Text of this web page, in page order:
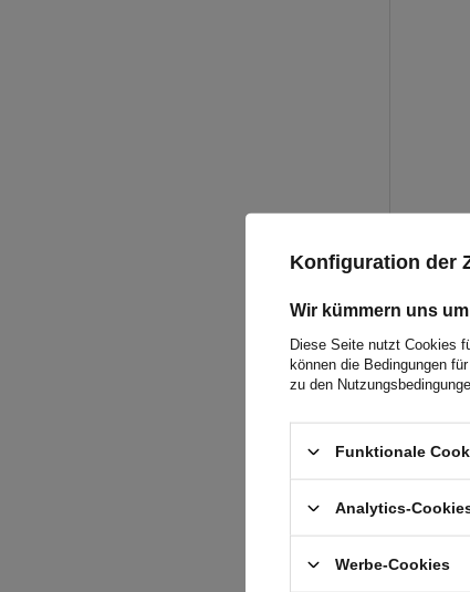
Konfiguration der
Wir kümmern uns
Diese Seite nutzt Cookies
können die Bedingungen
zu den
Funktionale
Analytics-
Werbe-Cookies